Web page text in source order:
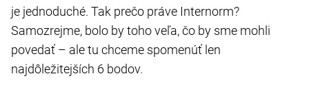
je jednoduché. Tak prečo práve Internorm?
Samozrejme, bolo by toho veľa, čo by sme mohli
povedať – ale tu chceme spomenúť len
najdôležitejších 6 bodov.